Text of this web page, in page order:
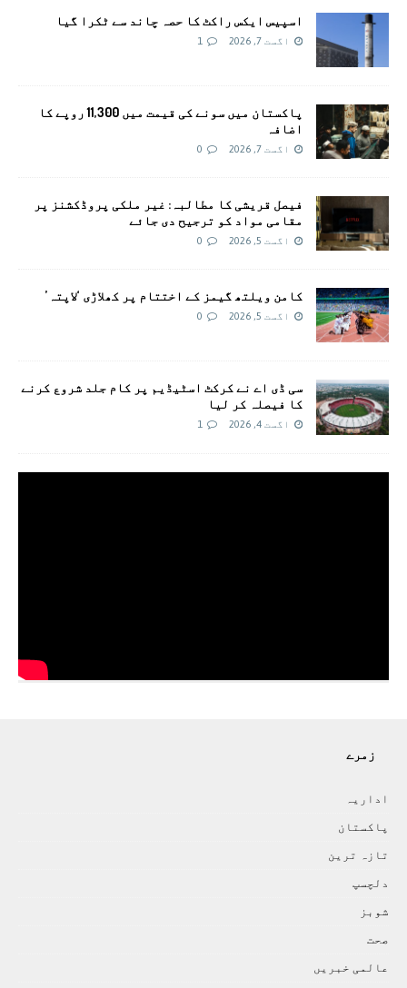
اسپیس ایکس راکٹ کا حصہ چاند سے ٹکرا گیا
اگست 7, 2026 1
پاکستان میں سونے کی قیمت میں 11,300 روپے کا
اضافہ
اگست 7, 2026 0
فیصل قریشی کا مطالبہ: غیر ملکی پروڈکشنز پر
مقامی مواد کو ترجیح دی جائے
اگست 5, 2026 0
کامن ویلتھ گیمز کے اختتام پر کھلاڑی ‘لاپتہ’
اگست 5, 2026 0
سی ڈی اے نے کرکٹ اسٹیڈیم پر کام جلد شروع کرنے
کا فیصلہ کر لیا
اگست 4, 2026 1
زمرے
اداريہ
پاکستان
تازہ ترين
دلچسپ
شوبز
صحت
عالمی خبريں